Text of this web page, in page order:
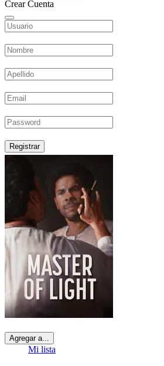
Crear Cuenta
Registrar
Agregar a...
Mi lista